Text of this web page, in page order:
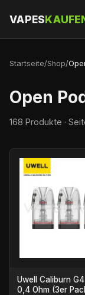
VAPES
Startseite/Shop/
Open
168 Produkte ·
Uwell Caliburn
0,4 Ohm (3er